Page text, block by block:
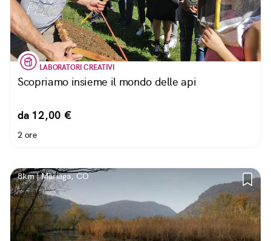
LABORATORI CREATIVI
Scopriamo insieme il mondo delle api
da 12,00 €
2 ore
8km | Mariaga, CO